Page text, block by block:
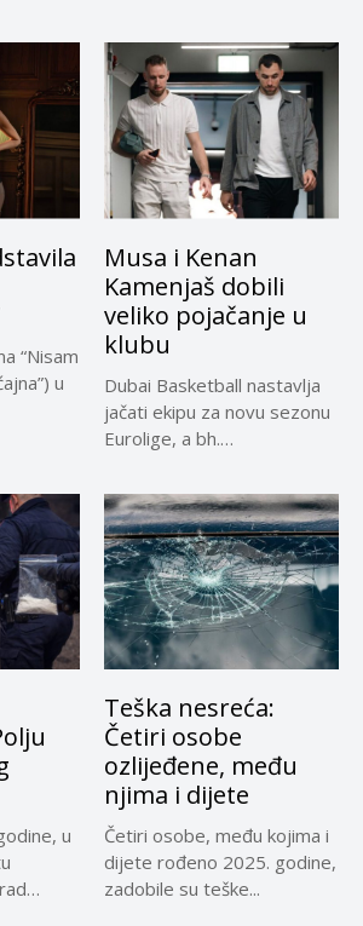
“Nisam
u
Musa i Kenan
Kamenjaš dobili
veliko pojačanje u
klubu
Dubai Basketball nastavlja
jačati ekipu za novu sezonu
Eurolige, a bh.
u
Teška nesreća:
Četiri osobe
ozlijeđene, među
njima i dijete
Četiri osobe, među kojima i
dijete rođeno 2025. godine,
zadobile su teške...